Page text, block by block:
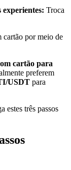
Troca
cartão por meio de
cartão para
preferem
USDT para
estes três passos